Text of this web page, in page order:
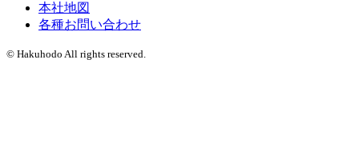
本社地図
各種お問い合わせ
© Hakuhodo All rights reserved.